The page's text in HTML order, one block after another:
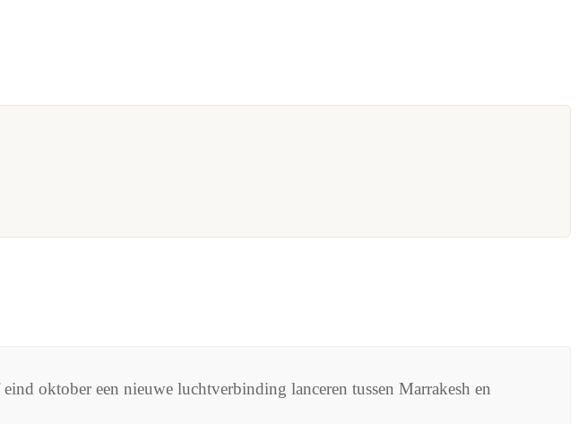
oktober een nieuwe luchtverbinding lanceren tussen Marrakesh en